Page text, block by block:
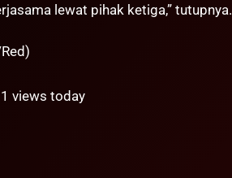
lewat pihak ketiga,” tutupnya.
1 views today